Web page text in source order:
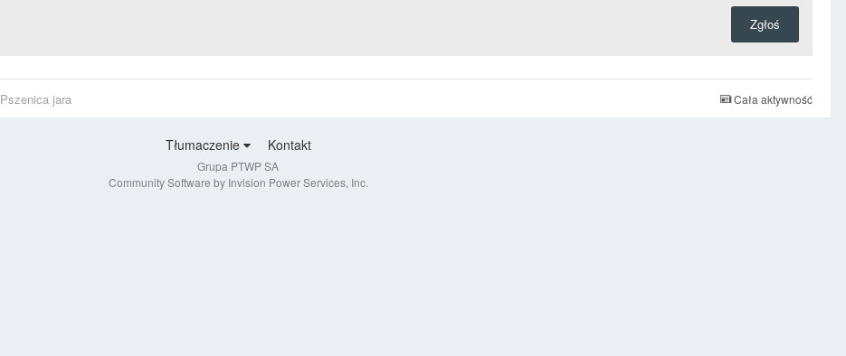
Zgłoś
Cała aktywność
Pszenica jara
Tłumaczenie Kontakt
Grupa PTWP SA
Community Software by Invision Power Services, Inc.